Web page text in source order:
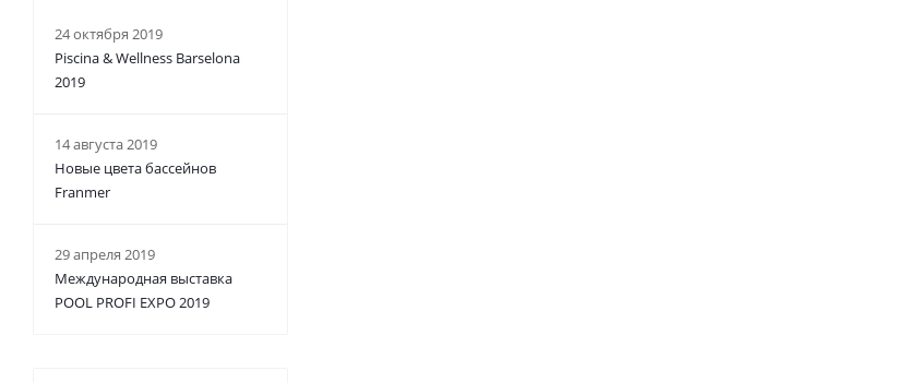
24 октября 2019
Piscina & Wellness Barselona
2019
14 августа 2019
Новые цвета бассейнов
Franmer
29 апреля 2019
Международная выставка
POOL PROFI EXPO 2019